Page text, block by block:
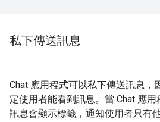
私下傳送訊息
Chat 應用程式可以私下傳送訊息，
定使用者能看到訊息。當 Chat 應用
訊息會顯示標籤，通知使用者只有